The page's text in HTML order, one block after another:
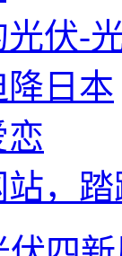
伏-
降日本
，